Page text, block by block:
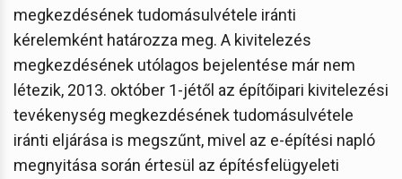
megkezdésének tudomásulvétele iránti
kérelemként határozza meg. A kivitelezés
megkezdésének utólagos bejelentése már nem
létezik, 2013. október 1-jétől az építőipari kivitelezési
tevékenység megkezdésének tudomásulvétele
iránti eljárása is megszűnt, mivel az e-építési napló
megnyitása során értesül az építésfelügyeleti